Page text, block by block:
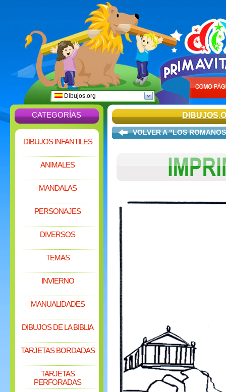
Dibujos.org
CATEGORÍAS
DIBUJOS INFANTILES
ANIMALES
MANDALAS
PERSONAJES
DIVERSOS
TEMAS
INVIERNO
MANUALIDADES
DIBUJOS DE LA BIBLIA
TARJETAS BORDADAS
TARJETAS
PERFORADAS
VOLVER A "LOS